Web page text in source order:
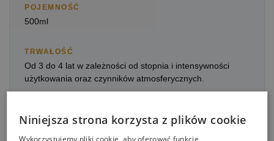
POJEMNOŚĆ
500ml
TRWAŁOŚĆ
Od 3 do 4 lat w zależności od stopnia i intensywności
użytkowania oraz czynników atmosferycznych.
Pistolet HVLP/LVLP, pędzel lub wałek, zraszacz ogrodowy.
Niniejsza strona korzysta z plików cookie
Wykorzystujemy pliki cookie, aby oferować funkcje